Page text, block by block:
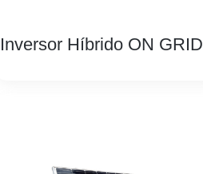
Inversor Híbrido ON GRID